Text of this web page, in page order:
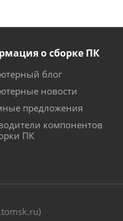
о сборке ПК
блог
новости
предложения
компонентов
ПК